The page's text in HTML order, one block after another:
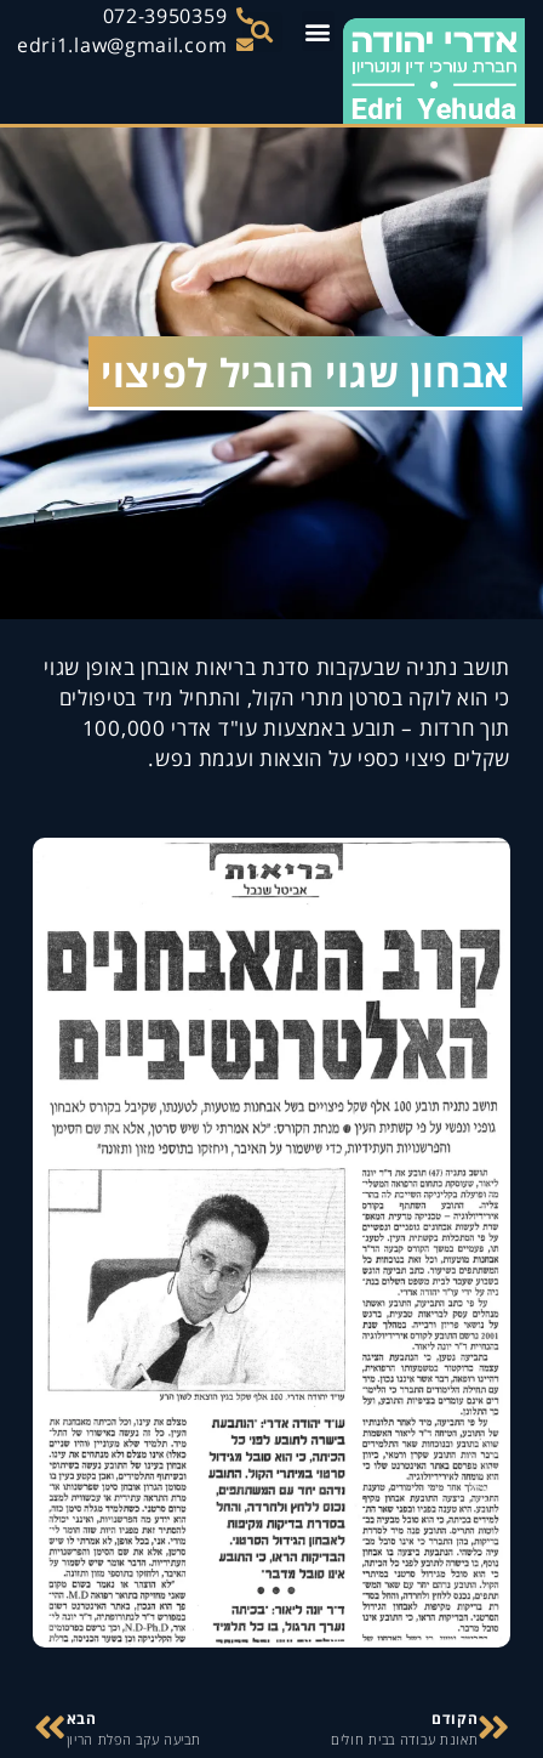
072-3950359
edri1.law@gmail.com
אבחון שגוי הוביל לפיצוי
תושב נתניה שבעקבות סדנת בריאות אובחן באופן שגוי
כי הוא לוקה בסרטן מתרי הקול, והתחיל מיד בטיפולים
תוך חרדות – תובע באמצעות עו"ד אדרי 100,000
שקלים פיצוי כספי על הוצאות ועגמת נפש.
הקודם
תאונת עבודה בבית חולים
הבא
תביעה עקב הפלת הריון